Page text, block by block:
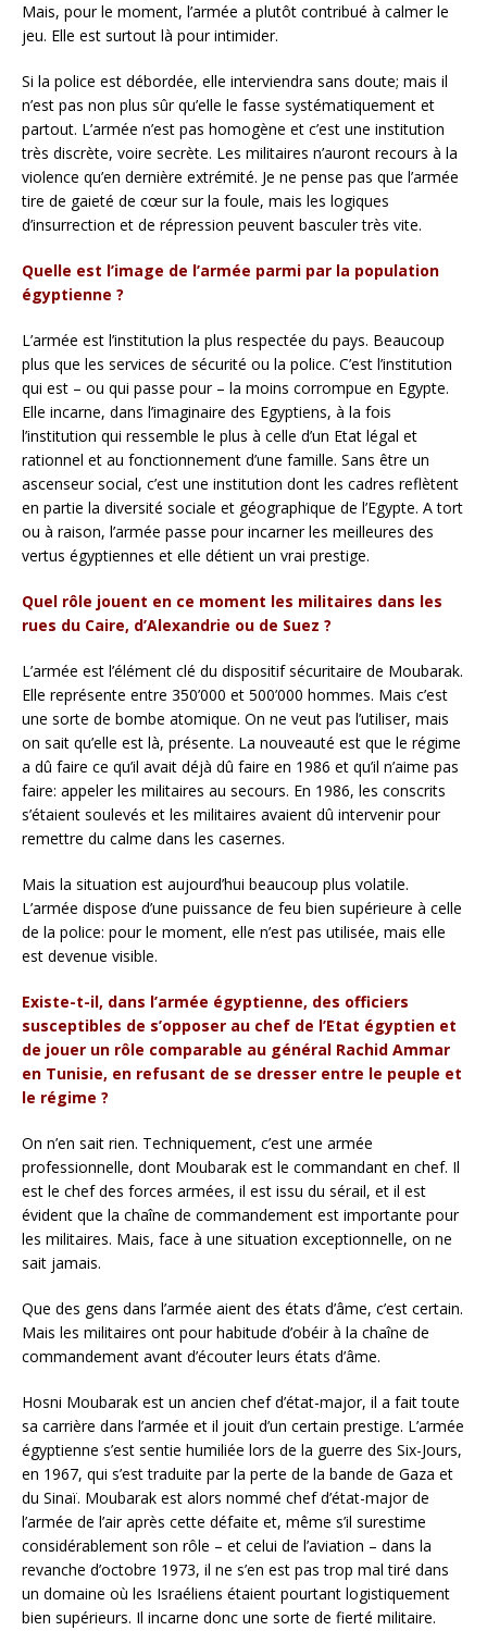
Mais, pour le moment, l’armée a plutôt contribué à calmer le
jeu. Elle est surtout là pour intimider.
Si la police est débordée, elle interviendra sans doute; mais il
n’est pas non plus sûr qu’elle le fasse systématiquement et
partout. L’armée n’est pas homogène et c’est une institution
très discrète, voire secrète. Les militaires n’auront recours à la
violence qu’en dernière extrémité. Je ne pense pas que l’armée
tire de gaieté de cœur sur la foule, mais les logiques
d’insurrection et de répression peuvent basculer très vite.
Quelle est l’image de l’armée parmi par la population
égyptienne ?
L’armée est l’institution la plus respectée du pays. Beaucoup
plus que les services de sécurité ou la police. C’est l’institution
qui est – ou qui passe pour – la moins corrompue en Egypte.
Elle incarne, dans l’imaginaire des Egyptiens, à la fois
l’institution qui ressemble le plus à celle d’un Etat légal et
rationnel et au fonctionnement d’une famille. Sans être un
ascenseur social, c’est une institution dont les cadres reflètent
en partie la diversité sociale et géographique de l’Egypte. A tort
ou à raison, l’armée passe pour incarner les meilleures des
vertus égyptiennes et elle détient un vrai prestige.
Quel rôle jouent en ce moment les militaires dans les
rues du Caire, d’Alexandrie ou de Suez ?
L’armée est l’élément clé du dispositif sécuritaire de Moubarak.
Elle représente entre 350’000 et 500’000 hommes. Mais c’est
une sorte de bombe atomique. On ne veut pas l’utiliser, mais
on sait qu’elle est là, présente. La nouveauté est que le régime
a dû faire ce qu’il avait déjà dû faire en 1986 et qu’il n’aime pas
faire: appeler les militaires au secours. En 1986, les conscrits
s’étaient soulevés et les militaires avaient dû intervenir pour
remettre du calme dans les casernes.
Mais la situation est aujourd’hui beaucoup plus volatile.
L’armée dispose d’une puissance de feu bien supérieure à celle
de la police: pour le moment, elle n’est pas utilisée, mais elle
est devenue visible.
Existe-t-il, dans l’armée égyptienne, des officiers
susceptibles de s’opposer au chef de l’Etat égyptien et
de jouer un rôle comparable au général Rachid Ammar
en Tunisie, en refusant de se dresser entre le peuple et
le régime ?
On n’en sait rien. Techniquement, c’est une armée
professionnelle, dont Moubarak est le commandant en chef. Il
est le chef des forces armées, il est issu du sérail, et il est
évident que la chaîne de commandement est importante pour
les militaires. Mais, face à une situation exceptionnelle, on ne
sait jamais.
Que des gens dans l’armée aient des états d’âme, c’est certain.
Mais les militaires ont pour habitude d’obéir à la chaîne de
commandement avant d’écouter leurs états d’âme.
Hosni Moubarak est un ancien chef d’état-major, il a fait toute
sa carrière dans l’armée et il jouit d’un certain prestige. L’armée
égyptienne s’est sentie humiliée lors de la guerre des Six-Jours,
en 1967, qui s’est traduite par la perte de la bande de Gaza et
du Sinaï. Moubarak est alors nommé chef d’état-major de
l’armée de l’air après cette défaite et, même s’il surestime
considérablement son rôle – et celui de l’aviation – dans la
revanche d’octobre 1973, il ne s’en est pas trop mal tiré dans
un domaine où les Israéliens étaient pourtant logistiquement
bien supérieurs. Il incarne donc une sorte de fierté militaire.